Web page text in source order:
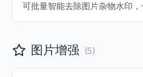
可批量智能去除图片杂物水印，
图片增强 (5)